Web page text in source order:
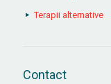
Terapii alternative
Contact